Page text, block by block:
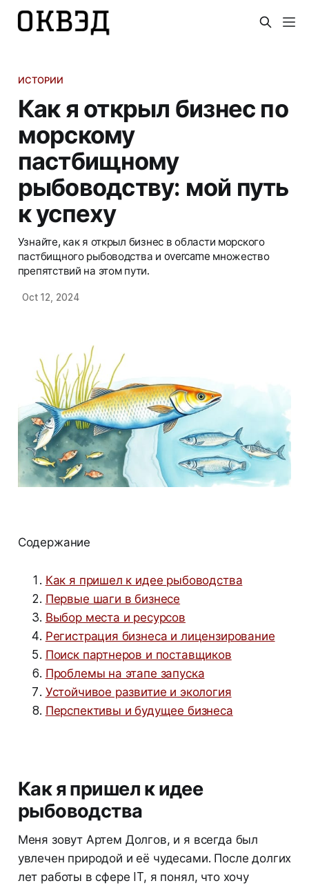
ИСТОРИИ
Как я открыл бизнес по
морскому
пастбищному
рыбоводству: мой путь
к успеху
Узнайте, как я открыл бизнес в области морского
пастбищного рыбоводства и overcame множество
препятствий на этом пути.
Oct 12, 2024
Содержание
Как я пришел к идее рыбоводства
Первые шаги в бизнесе
Выбор места и ресурсов
Регистрация бизнеса и лицензирование
Поиск партнеров и поставщиков
Проблемы на этапе запуска
Устойчивое развитие и экология
Перспективы и будущее бизнеса
Как я пришел к идее
рыбоводства
Меня зовут Артем Долгов, и я всегда был
увлечен природой и её чудесами. После долгих
лет работы в сфере IT, я понял, что хочу